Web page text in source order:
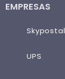
EMPRESAS
Skypostal
UPS